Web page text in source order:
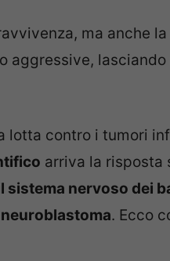
ma anche
aggressive,
lotta contro i tumori
arriva la risposta
sistema nervoso dei
neuroblastoma. Ecco